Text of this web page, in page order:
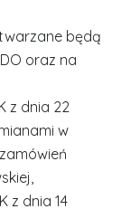
będą
oraz na
z dnia 22
w
z dnia 14